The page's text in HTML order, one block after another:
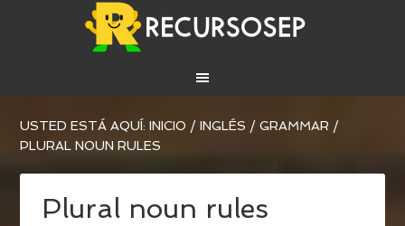
USTED ESTÁ AQUÍ:INICIO / INGLÉS / GRAMMAR /
PLURAL NOUN RULES
Plural noun rules